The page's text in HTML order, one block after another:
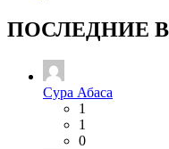
ПОСЛЕДНИЕ
Сура Абаса
1
1
0